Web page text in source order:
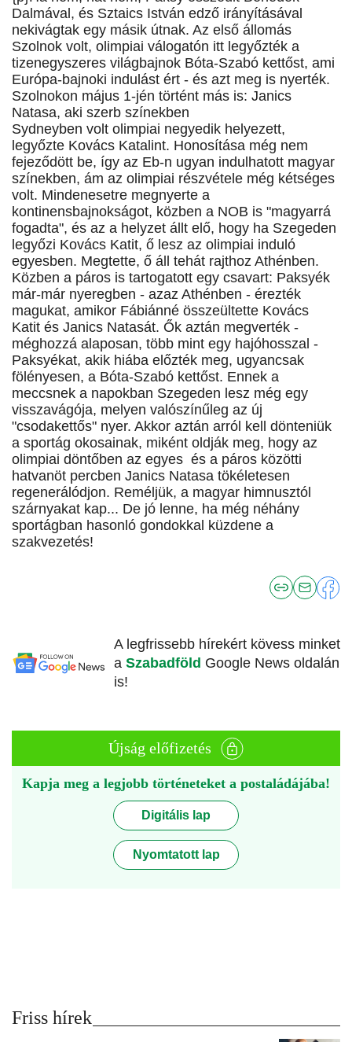
Dalmával, és Sztaics István edző irányításával
nekivágtak egy másik útnak. Az első állomás
Szolnok volt, olimpiai válogatón itt legyőzték a
tizenegyszeres világbajnok Bóta-Szabó kettőst, ami
Európa-bajnoki indulást ért - és azt meg is nyerték.
Szolnokon május 1-jén történt más is: Janics
Natasa, aki szerb színekben
Sydneyben volt olimpiai negyedik helyezett,
legyőzte Kovács Katalint. Honosítása még nem
fejeződött be, így az Eb-n ugyan indulhatott magyar
színekben, ám az olimpiai részvétele még kétséges
volt. Mindenesetre megnyerte a
kontinensbajnokságot, közben a NOB is "magyarrá
fogadta", és az a helyzet állt elő, hogy ha Szegeden
legyőzi Kovács Katit, ő lesz az olimpiai induló
egyesben. Megtette, ő áll tehát rajthoz Athénben.
Közben a páros is tartogatott egy csavart: Paksyék
már-már nyeregben - azaz Athénben - érezték
magukat, amikor Fábiánné összeültette Kovács
Katit és Janics Natasát. Ők aztán megverték -
méghozzá alaposan, több mint egy hajóhosszal -
Paksyékat, akik hiába előzték meg, ugyancsak
fölényesen, a Bóta-Szabó kettőst. Ennek a
meccsnek a napokban Szegeden lesz még egy
visszavágója, melyen valószínűleg az új
"csodakettős" nyer. Akkor aztán arról kell dönteniük
a sportág okosainak, miként oldják meg, hogy az
olimpiai döntőben az egyes és a páros közötti
hatvanöt percben Janics Natasa tökéletesen
regenerálódjon. Reméljük, a magyar himnusztól
szárnyakat kap... De jó lenne, ha még néhány
sportágban hasonló gondokkal küzdene a
szakvezetés!
A legfrissebb hírekért kövess minket
a Szabadföld Google News oldalán
is!
Újság előfizetés
Kapja meg a legjobb történeteket a postaládájába!
Digitális lap
Nyomtatott lap
Friss hírek